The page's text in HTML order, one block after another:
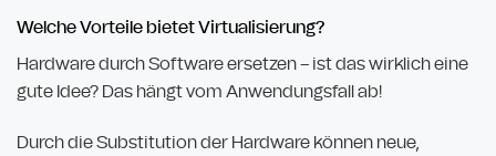
Welche Vorteile bietet Virtualisierung?
Hardware durch Software ersetzen – ist das wirklich eine
gute Idee? Das hängt vom Anwendungsfall ab!
Durch die Substitution der Hardware können neue,